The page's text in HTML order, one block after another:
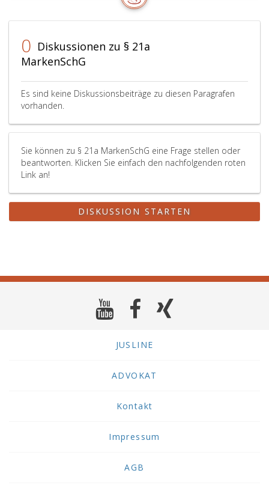
0 Diskussionen zu § 21a
MarkenSchG
Es sind keine Diskussionsbeiträge zu diesen Paragrafen
vorhanden.
Sie können zu § 21a MarkenSchG eine Frage stellen oder
beantworten. Klicken Sie einfach den nachfolgenden roten
Link an!
DISKUSSION STARTEN
JUSLINE
ADVOKAT
Kontakt
Impressum
AGB